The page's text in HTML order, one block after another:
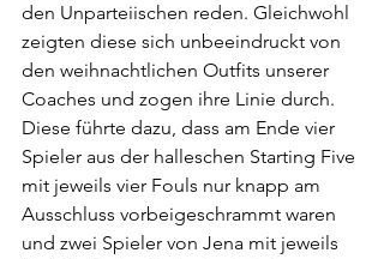
den Unparteiischen reden. Gleichwohl
zeigten diese sich unbeeindruckt von
den weihnachtlichen Outfits unserer
Coaches und zogen ihre Linie durch.
Diese führte dazu, dass am Ende vier
Spieler aus der halleschen Starting Five
mit jeweils vier Fouls nur knapp am
Ausschluss vorbeigeschrammt waren
und zwei Spieler von Jena mit jeweils